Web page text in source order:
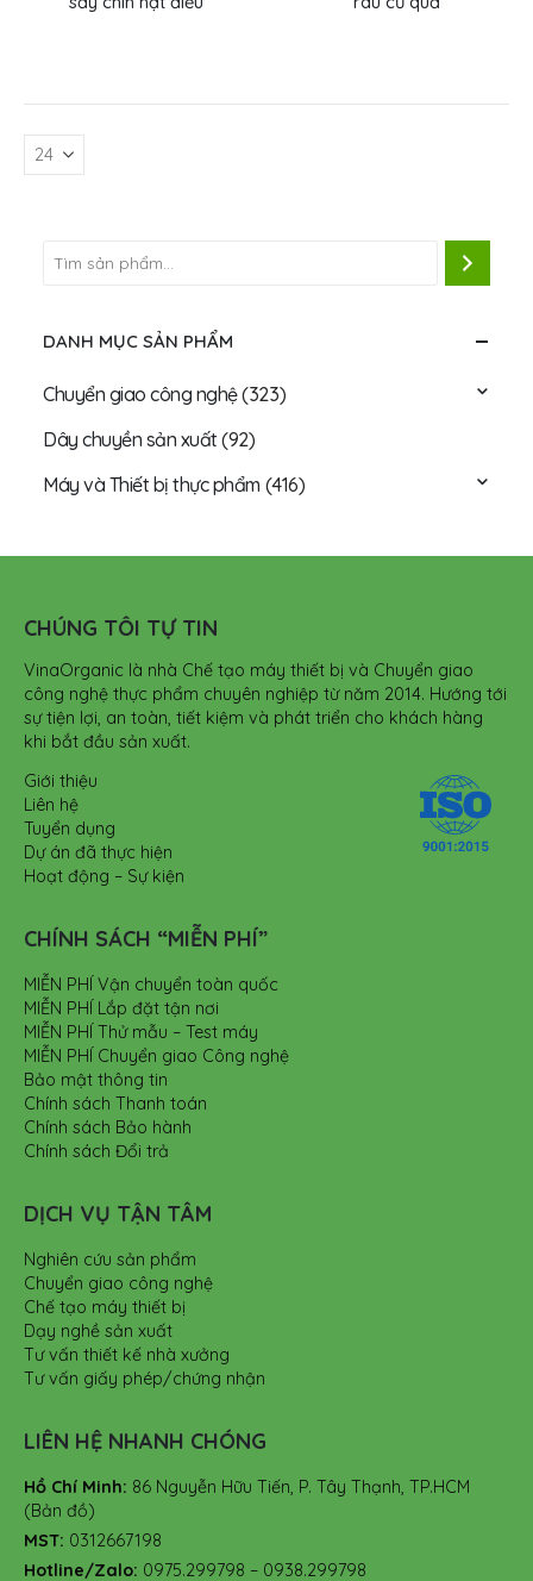
DANH MỤC SẢN PHẨM
Chuyển giao công nghệ(323)
Dây chuyền sản xuất(92)
Máy và Thiết bị thực phẩm (416)
CHÚNG TÔI TỰ TIN
VinaOrganic là nhà Chế tạo máy thiết bị và Chuyển giao
công nghệ thực phẩm chuyên nghiệp từ năm 2014. Hướng tới
sự tiện lợi, an toàn, tiết kiệm và phát triển cho khách hàng
khi bắt đầu sản xuất.
Giới thiệu
Liên hệ
Tuyển dụng
Dự án đã thực hiện
Hoạt động – Sự kiện
CHÍNH SÁCH “MIỄN PHÍ”
MIỄN PHÍ Vận chuyển toàn quốc
MIỄN PHÍ Lắp đặt tận nơi
MIỄN PHÍ Thử mẫu – Test máy
MIỄN PHÍ Chuyển giao Công nghệ
Bảo mật thông tin
Chính sách Thanh toán
Chính sách Bảo hành
Chính sách Đổi trả
DỊCH VỤ TẬN TÂM
Nghiên cứu sản phẩm
Chuyển giao công nghệ
Chế tạo máy thiết bị
Dạy nghề sản xuất
Tư vấn thiết kế nhà xưởng
Tư vấn giấy phép/chứng nhận
LIÊN HỆ NHANH CHÓNG
Hồ Chí Minh: 86 Nguyễn Hữu Tiến, P. Tây Thạnh, TP.HCM
(Bản đồ)
MST: 0312667198
Hotline/Zalo: 0975.299798 – 0938.299798